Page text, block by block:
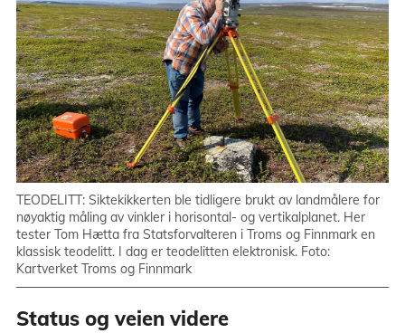
TEODELITT: Siktekikkerten ble tidligere brukt av landmålere for
nøyaktig måling av vinkler i horisontal- og vertikalplanet. Her
tester Tom Hætta fra Statsforvalteren i Troms og Finnmark en
klassisk teodelitt. I dag er teodelitten elektronisk. Foto:
Kartverket Troms og Finnmark
Status og veien videre